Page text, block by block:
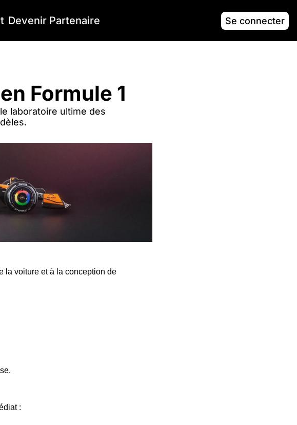
Devenir Partenaire Se connecter
Formule 1
laboratoire ultime des
la voiture et à la conception de
: